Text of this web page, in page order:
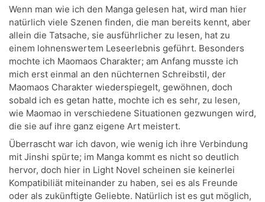
Wenn man wie ich den Manga gelesen hat, wird man hier
natürlich viele Szenen finden, die man bereits kennt, aber
allein die Tatsache, sie ausführlicher zu lesen, hat zu
einem lohnenswertem Leseerlebnis geführt. Besonders
mochte ich Maomaos Charakter; am Anfang musste ich
mich erst einmal an den nüchternen Schreibstil, der
Maomaos Charakter wiederspiegelt, gewöhnen, doch
sobald ich es getan hatte, mochte ich es sehr, zu lesen,
wie Maomao in verschiedene Situationen gezwungen wird,
die sie auf ihre ganz eigene Art meistert.
Überrascht war ich davon, wie wenig ich ihre Verbindung
mit Jinshi spürte; im Manga kommt es nicht so deutlich
hervor, doch hier in Light Novel scheinen sie keinerlei
Kompatibiliät miteinander zu haben, sei es als Freunde
oder als zukünftigte Geliebte. Natürlich ist es gut möglich,